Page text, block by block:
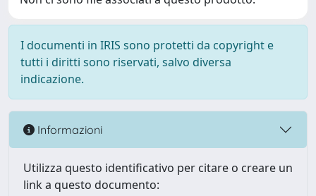
I documenti in IRIS sono protetti da copyright e
tutti i diritti sono riservati, salvo diversa
indicazione.
Informazioni
Utilizza questo identificativo per citare o creare un
link a questo documento: